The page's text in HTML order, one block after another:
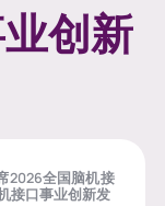
创新
2026全国脑机接
接口事业创新发